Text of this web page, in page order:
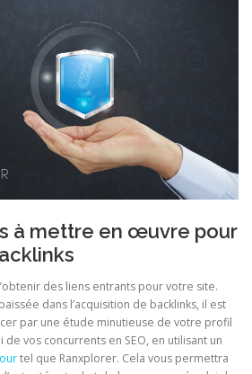
à mettre en œuvre pour
des liens entrants pour votre site.
dans l’acquisition de backlinks, il est
par une étude minutieuse de votre profil
de vos concurrents en SEO, en utilisant un
tel que Ranxplorer. Cela vous permettra